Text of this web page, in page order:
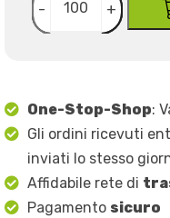
- +
One-Stop-Shop:
Gli ordini ricevuti
inviati lo stesso
Affidabile rete di
Pagamento sicuro